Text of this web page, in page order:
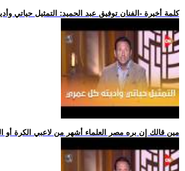
.. كلمة أخيرة -الفنان توفيق عبد الحميد: التمثيل حياتي
.. مين قالك إن بره مصر العلماء أشهر من لاعبي الكرة أو